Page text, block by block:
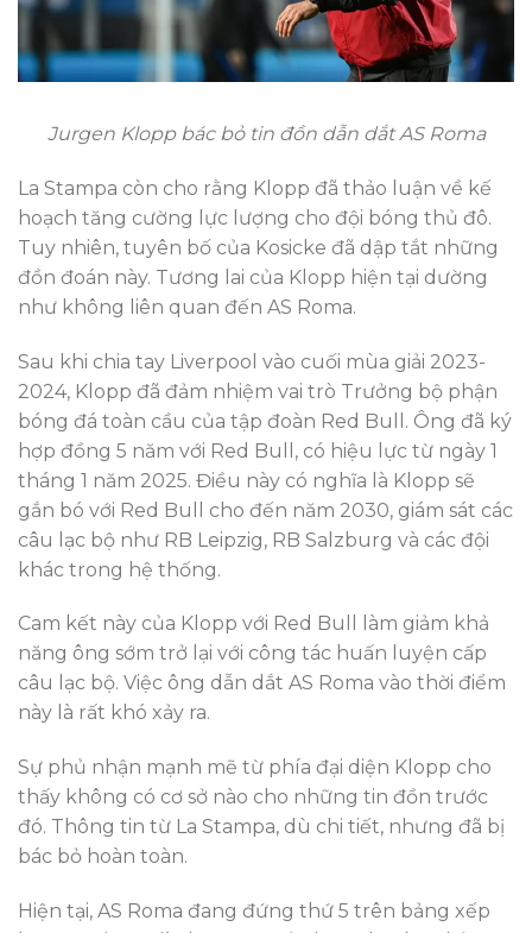
Jurgen Klopp bác bỏ tin đồn dẫn dắt AS Roma
La Stampa còn cho rằng Klopp đã thảo luận về kế
hoạch tăng cường lực lượng cho đội bóng thủ đô.
Tuy nhiên, tuyên bố của Kosicke đã dập tắt những
đồn đoán này. Tương lai của Klopp hiện tại dường
như không liên quan đến AS Roma.
Sau khi chia tay Liverpool vào cuối mùa giải 2023-
2024, Klopp đã đảm nhiệm vai trò Trưởng bộ phận
bóng đá toàn cầu của tập đoàn Red Bull. Ông đã ký
hợp đồng 5 năm với Red Bull, có hiệu lực từ ngày 1
tháng 1 năm 2025. Điều này có nghĩa là Klopp sẽ
gắn bó với Red Bull cho đến năm 2030, giám sát các
câu lạc bộ như RB Leipzig, RB Salzburg và các đội
khác trong hệ thống.
Cam kết này của Klopp với Red Bull làm giảm khả
năng ông sớm trở lại với công tác huấn luyện cấp
câu lạc bộ. Việc ông dẫn dắt AS Roma vào thời điểm
này là rất khó xảy ra.
Sự phủ nhận mạnh mẽ từ phía đại diện Klopp cho
thấy không có cơ sở nào cho những tin đồn trước
đó. Thông tin từ La Stampa, dù chi tiết, nhưng đã bị
bác bỏ hoàn toàn.
Hiện tại, AS Roma đang đứng thứ 5 trên bảng xếp